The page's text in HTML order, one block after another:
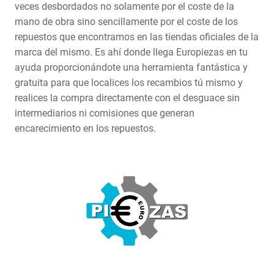
veces desbordados no solamente por el coste de la
mano de obra sino sencillamente por el coste de los
repuestos que encontramos en las tiendas oficiales de la
marca del mismo. Es ahí donde llega Europiezas en tu
ayuda proporcionándote una herramienta fantástica y
gratuita para que localices los recambios tú mismo y
realices la compra directamente con el desguace sin
intermediarios ni comisiones que generan
encarecimiento en los repuestos.